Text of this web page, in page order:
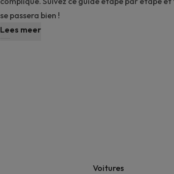
se passera bien !
Lees meer
Voitures